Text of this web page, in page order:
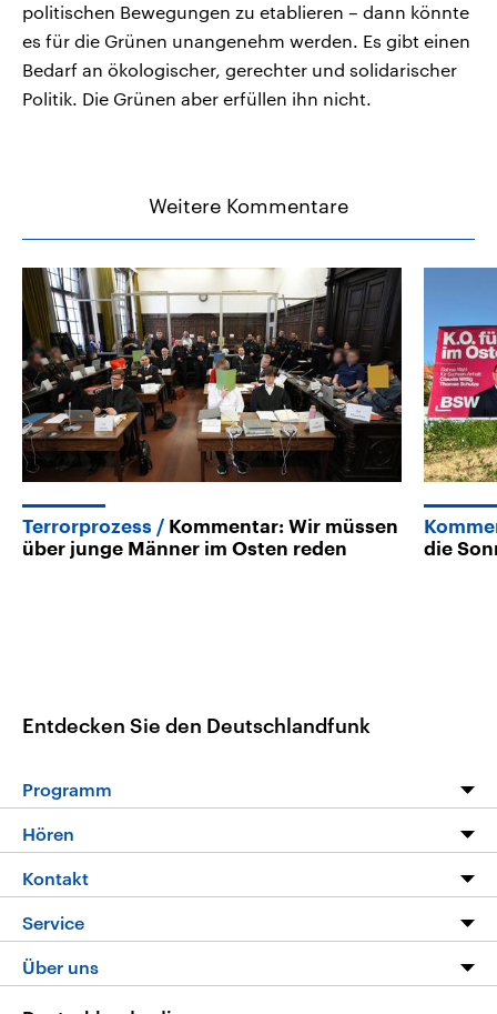
politischen Bewegungen zu etablieren – dann könnte
es für die Grünen unangenehm werden. Es gibt einen
Bedarf an ökologischer, gerechter und solidarischer
Politik. Die Grünen aber erfüllen ihn nicht.
Weitere Kommentare
Terrorprozess
Kommentar: Wir müssen
über junge Männer im Osten reden
die
Entdecken Sie den Deutschlandfunk
Programm
Programm
Die Nachrichten
Nachrichtenleicht
Neue Beiträge auf dlf.de
Hören
Livestream
Podcasts
Deutschlandfunk App
Kontakt
Hörerservice
Service
FAQ
Über uns